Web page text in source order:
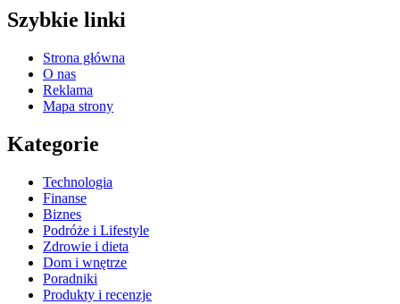
Szybkie linki
Strona główna
O nas
Reklama
Mapa strony
Kategorie
Technologia
Finanse
Biznes
Podróże i Lifestyle
Zdrowie i dieta
Dom i wnętrze
Poradniki
Produkty i recenzje